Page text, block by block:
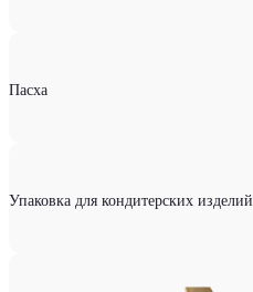
Пасха
Упаковка для кондитерских изделий